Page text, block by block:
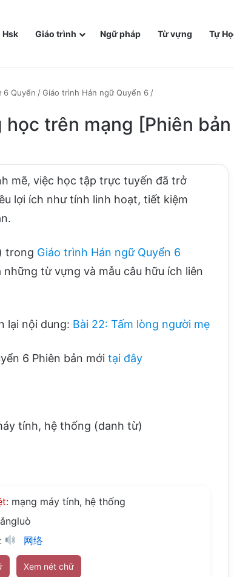
Hsk Giáo trình Ngữ pháp Từ vựng Tự
6 Quyển /Giáo trình Hán ngữ Quyển 6 /
học trên mạng [Phiên
mẽ, việc học tập trực tuyến đã trở
lợi ích như tính linh hoạt, tiết kiệm
trong Giáo trình Hán ngữ Quyển 6
từ vựng và mẫu câu hữu ích liên
lại nội dung: Bài 22: Tấm lòng người mẹ
6 Phiên bản mới tại đây
tính, hệ thống (danh từ)
mạng máy tính, hệ thống
网络
Xem nét chữ